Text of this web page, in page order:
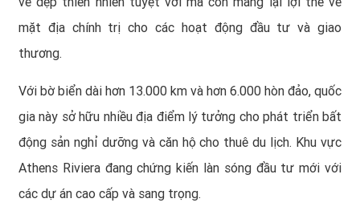
mặt địa chính trị cho các hoạt động đầu tư và giao
thương.
Với bờ biển dài hơn 13.000 km và hơn 6.000 hòn đảo, quốc
gia này sở hữu nhiều địa điểm lý tưởng cho phát triển bất
động sản nghỉ dưỡng và căn hộ cho thuê du lịch. Khu vực
Athens Riviera đang chứng kiến làn sóng đầu tư mới với
các dự án cao cấp và sang trọng.